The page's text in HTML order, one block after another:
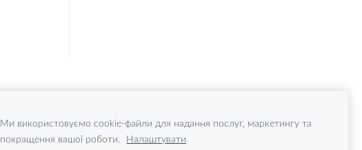
Ми використовуємо cookie-файли для надання послуг, маркетингу та
покращення вашої роботи. Налаштувати